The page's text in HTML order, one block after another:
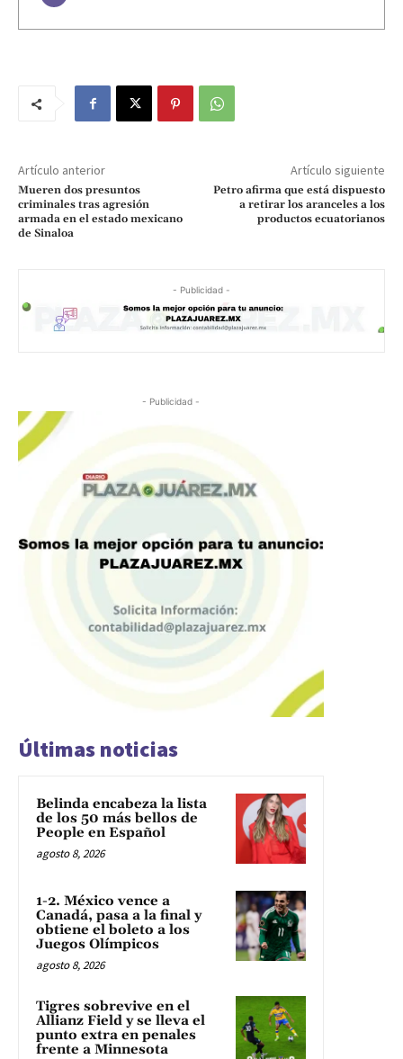
Artículo anterior
Mueren dos presuntos
criminales tras agresión
armada en el estado mexicano
de Sinaloa
Artículo siguiente
Petro afirma que está dispuesto
a retirar los aranceles a los
productos ecuatorianos
- Publicidad -
- Publicidad -
Últimas noticias
Belinda encabeza la lista
de los 50 más bellos de
People en Español
agosto 8, 2026
1-2. México vence a
Canadá, pasa a la final y
obtiene el boleto a los
Juegos Olímpicos
agosto 8, 2026
Tigres sobrevive en el
Allianz Field y se lleva el
punto extra en penales
frente a Minnesota